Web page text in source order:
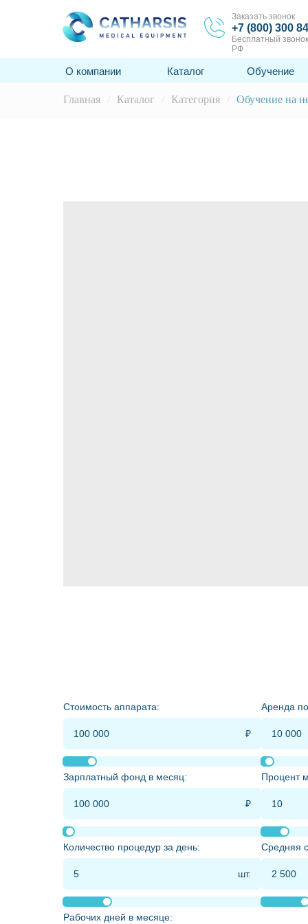
О компании Каталог Обучение
Заказать звонок
Бесплатный
РФ
+7 (800) 300
Главная Каталог Категория Обучение на
Стоимость аппарата: Аренда
Зарплатный фонд в месяц: Процент
Количество процедур за день: Средняя
Рабочих дней в месяце: